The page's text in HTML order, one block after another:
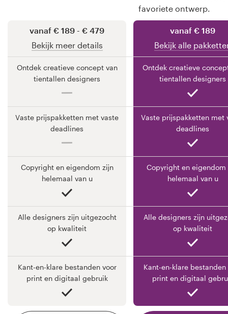
favoriete ontwerp.
vanaf € 189 - € 479
Bekijk meer details
vanaf € 189
Bekijk alle
Ontdek creatieve concept van
tientallen designers
Ontdek creatieve
tientallen designers
Vaste prijspakketten met vaste
deadlines
Vaste prijspakketten met
deadlines
Copyright en eigendom zijn
helemaal van u
Copyright en eigendom
helemaal van u
Alle designers zijn uitgezocht
op kwaliteit
Alle designers zijn
op kwaliteit
Kant-en-klare bestanden voor
print en digitaal gebruik
Kant-en-klare bestanden
print en digitaal
Word een designer